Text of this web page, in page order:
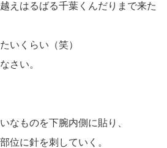
えはるばる千葉くんだりまで来た
いくらい（笑）
さい。
なものを下腕内側に貼り、
位に針を刺していく。